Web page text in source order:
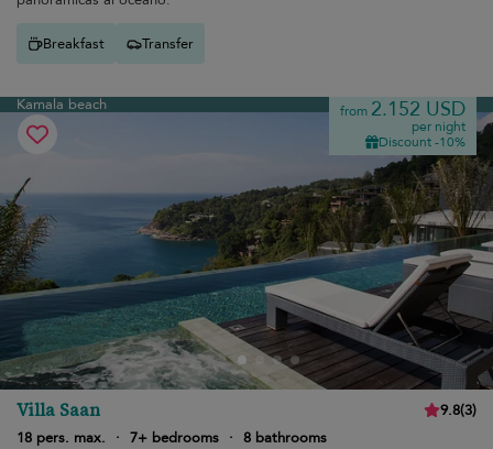
Breakfast Transfer
Kamala beach from 2.152 USD
per night
Discount -10%
Villa Saan 9.8(3)
18 pers. max.
· 7+ bedrooms · 8 bathrooms